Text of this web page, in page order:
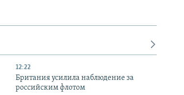
12:22
Британия усилила наблюдение за
российским флотом